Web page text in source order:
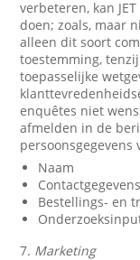
verbeteren, kan
doen; zoals, maar
alleen dit soort
toestemming,
toepasselijke
enquêtes niet
afmelden in de
Naam
Contactgegevens
Bestellings- en
7. Marketing